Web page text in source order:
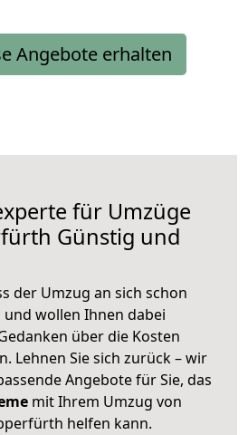
Angebote erhalten
für Umzüge
Günstig und
der Umzug an sich schon
wollen Ihnen dabei
über die Kosten
Lehnen Sie sich zurück – wir
Angebote für Sie, das
mit Ihrem Umzug von
helfen kann.